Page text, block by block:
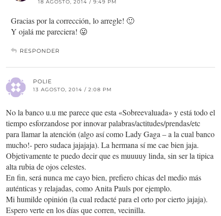
18 AGOSTO, 2014 / 9:49 PM
Gracias por la corrección, lo arregle! 🙂
Y ojalá me pareciera! 😛
RESPONDER
POLIE
13 AGOSTO, 2014 / 2:08 PM
No la banco u.u me parece que esta «Sobreevaluada» y está todo el
tiempo esforzandose por innovar palabras/actitudes/prendas/etc
para llamar la atención (algo así como Lady Gaga – a la cual banco
mucho!- pero sudaca jajajaja). La hermana sí me cae bien jaja.
Objetivamente te puedo decir que es muuuuy linda, sin ser la tipica
alta rubia de ojos celestes.
En fin, será nunca me cayo bien, prefiero chicas del medio más
auténticas y relajadas, como Anita Pauls por ejemplo.
Mi humilde opinión (la cual redacté para el orto por cierto jajaja).
Espero verte en los días que corren, vecinilla.